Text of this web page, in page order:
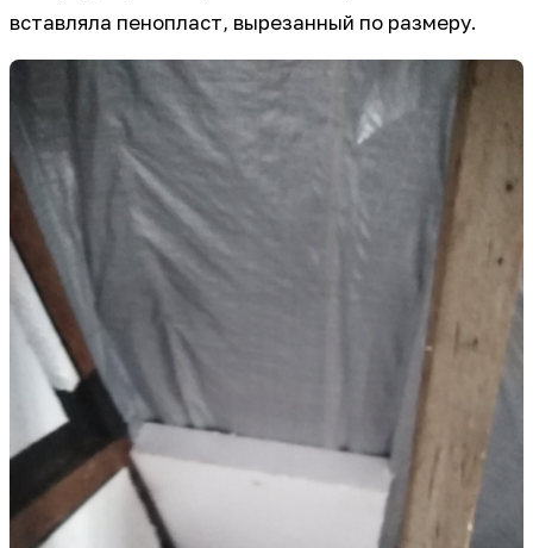
вставляла пенопласт, вырезанный по размеру.